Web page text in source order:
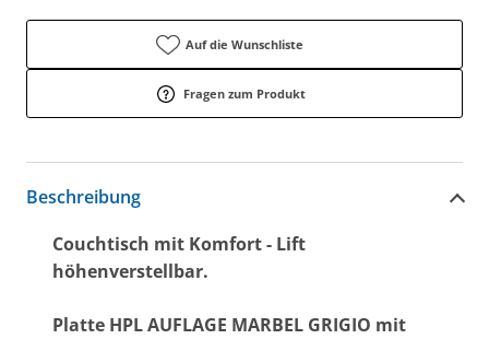
Auf die Wunschliste
Fragen zum Produkt
Beschreibung
Couchtisch mit Komfort - Lift
höhenverstellbar.
Platte HPL AUFLAGE MARBEL GRIGIO mit